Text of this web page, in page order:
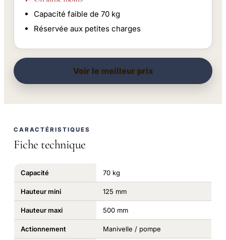
Capacité faible de 70 kg
Réservée aux petites charges
Voir le meilleur prix
CARACTÉRISTIQUES
Fiche technique
Capacité 70 kg
Hauteur mini 125 mm
Hauteur maxi 500 mm
Actionnement Manivelle / pompe